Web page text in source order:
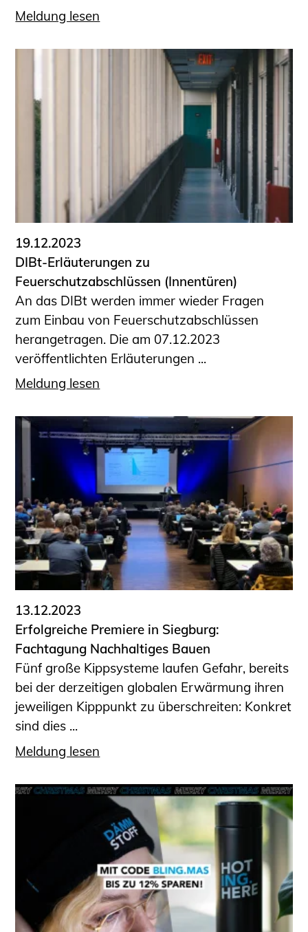
Meldung lesen
19.12.2023
DIBt-Erläuterungen zu
Feuerschutzabschlüssen (Innentüren)
An das DIBt werden immer wieder Fragen
zum Einbau von Feuerschutzabschlüssen
herangetragen. Die am 07.12.2023
veröffentlichten Erläuterungen ...
Meldung lesen
13.12.2023
Erfolgreiche Premiere in Siegburg:
Fachtagung Nachhaltiges Bauen
Fünf große Kippsysteme laufen Gefahr, bereits
bei der derzeitigen globalen Erwärmung ihren
jeweiligen Kipppunkt zu überschreiten: Konkret
sind dies ...
Meldung lesen